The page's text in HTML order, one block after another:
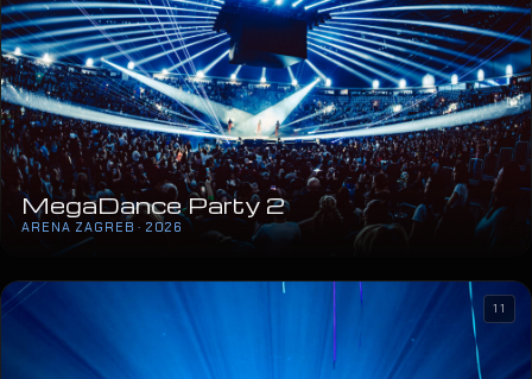
MegaDance Party 2
ARENA ZAGREB · 2026
11